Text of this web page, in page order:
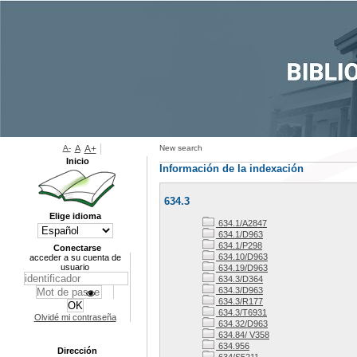
New search
Información de la indexación
634.3
634.1/A2847
634.1/D963
634.1/P298
634.10/D963
634.19/D963
634.3/D364
634.3/D963
634.3/R177
634.3/T6931
634.32/D963
634.84/ V358
634.956
A- A A+
Inicio
Elige idioma
Conectarse
acceder a su cuenta de
usuario
Olvidé mi contraseña
Dirección